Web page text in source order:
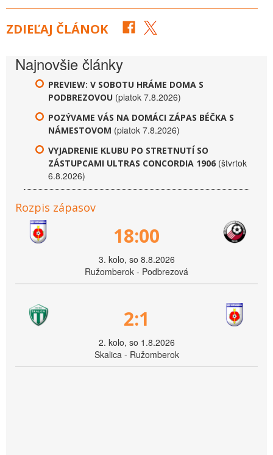
ZDIEĽAJ ČLÁNOK
Najnovšie články
PREVIEW: V SOBOTU HRÁME DOMA S
PODBREZOVOU (piatok 7.8.2026)
POZÝVAME VÁS NA DOMÁCI ZÁPAS BÉČKA S
NÁMESTOVOM (piatok 7.8.2026)
VYJADRENIE KLUBU PO STRETNUTÍ SO
ZÁSTUPCAMI ULTRAS CONCORDIA 1906 (štvrtok
6.8.2026)
Rozpis zápasov
18:00
3. kolo, so 8.8.2026
Ružomberok - Podbrezová
2:1
2. kolo, so 1.8.2026
Skalica - Ružomberok